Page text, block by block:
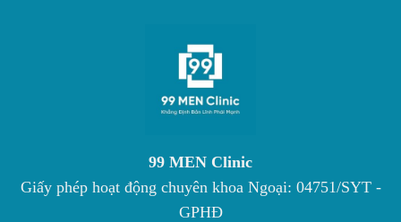
99 MEN Clinic
Giấy phép hoạt động chuyên khoa Ngoại: 04751/SYT -
GPHĐ